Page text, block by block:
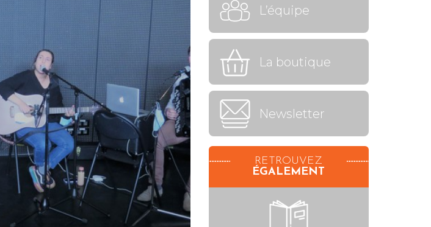
L’équipe
La boutique
Newsletter
RETROUVEZ
ÉGALEMENT